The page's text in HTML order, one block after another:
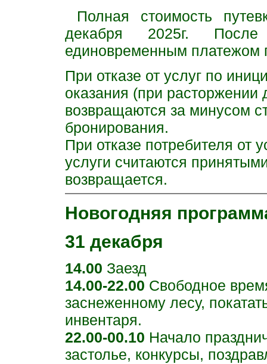
Полная стоимость
декабря 2025г. После
единовременным платежом
При отказе от услуг по
оказания (при
возвращаются за минусом
бронирования.
При отказе потребителя от
услуги считаются
возвращается.
Новогодняя
31 декабря
14.00 Заезд
14.00-22.00 Свободное
заснеженному лесу,
инвентаря.
22.00-00.10 Начало
застолье, конкурсы,